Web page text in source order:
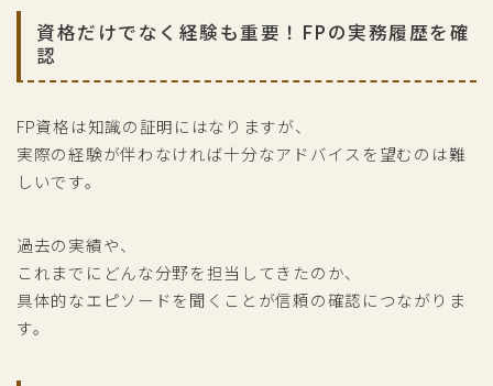
資格だけでなく経験も重要！FPの実務履歴を確
認
FP資格は知識の証明にはなりますが、
実際の経験が伴わなければ十分なアドバイスを望むのは難
しいです。
過去の実績や、
これまでにどんな分野を担当してきたのか、
具体的なエピソードを聞くことが信頼の確認につながりま
す。